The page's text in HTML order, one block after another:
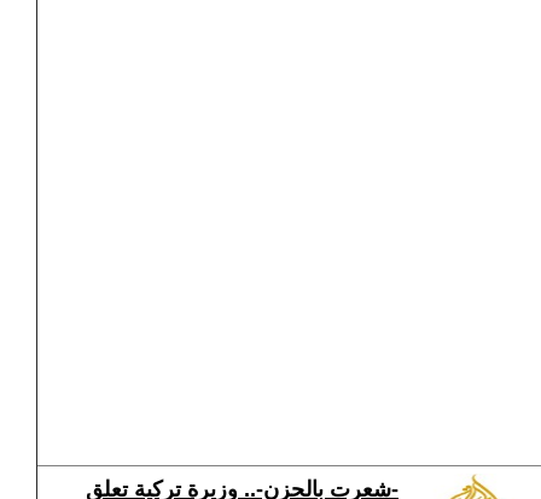
-شعرت بالحزن-.. وزيرة تركية تعلق